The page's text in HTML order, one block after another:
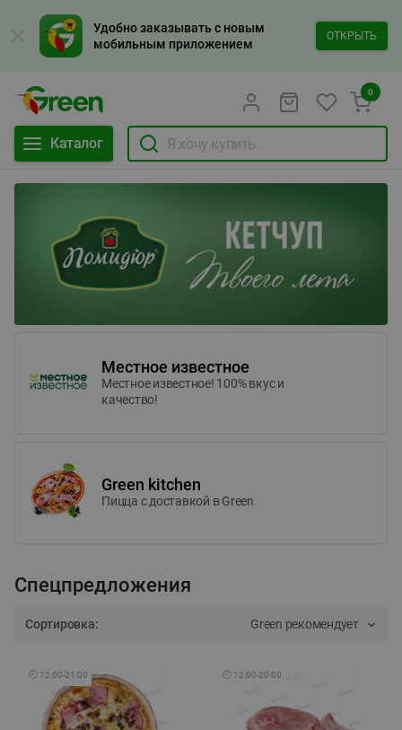
Удобно заказывать с новым
мобильным приложением
ОТКРЫТЬ
Каталог
0
Местное известное
Местное известное! 100% вкус и
качество!
Green kitchen
Пицца c доставкой в Green
Спецпредложения
Сортировка: Green рекомендует
🕘 12:00-21:00 🕘 12:00-20:00